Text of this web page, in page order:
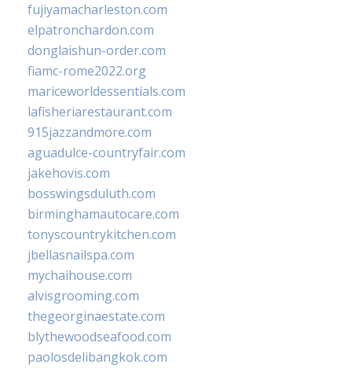
fujiyamacharleston.com
elpatronchardon.com
donglaishun-order.com
fiamc-rome2022.org
mariceworldessentials.com
lafisheriarestaurant.com
915jazzandmore.com
aguadulce-countryfair.com
jakehovis.com
bosswingsduluth.com
birminghamautocare.com
tonyscountrykitchen.com
jbellasnailspa.com
mychaihouse.com
alvisgrooming.com
thegeorginaestate.com
blythewoodseafood.com
paolosdelibangkok.com